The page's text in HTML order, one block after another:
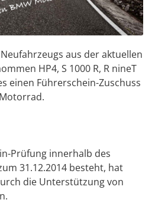
aus der aktuellen
HP4, S 1000 R, R nineT
einen Führerschein-Zuschuss
Prüfung innerhalb des
31.12.2014 besteht, hat
die Unterstützung von